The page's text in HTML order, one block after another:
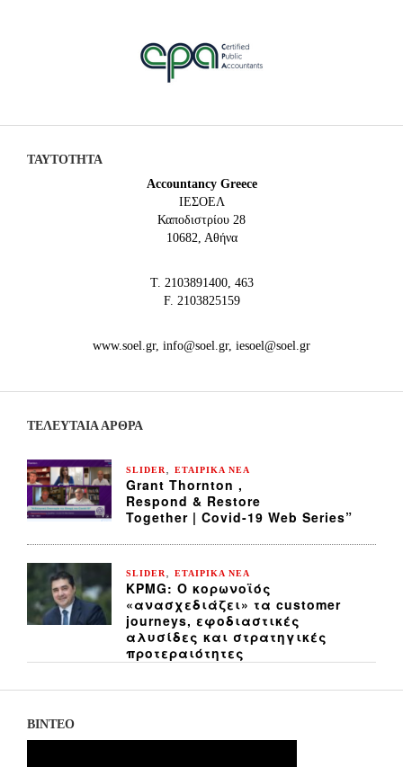
ΤΑΥΤΟΤΗΤΑ
Accountancy Greece
IEΣΟΕΛ
Καποδιστρίου 28
10682, Αθήνα
Τ. 2103891400, 463
F. 2103825159
www.soel.gr, info@soel.gr, iesoel@soel.gr
ΤΕΛΕΥΤΑΙΑ ΆΡΘΡΑ
SLIDER ΕΤΑΙΡΙΚΑ ΝΕΑ
Grant Thornton ,
Respond & Restore
Together | Covid-19 Web Series”
SLIDER ΕΤΑΙΡΙΚΑ ΝΕΑ
KPMG: Ο κορωνοϊός
«ανασχεδιάζει» τα customer
journeys, εφοδιαστικές
αλυσίδες και στρατηγικές
προτεραιότητες
ΒΙΝΤΕΟ